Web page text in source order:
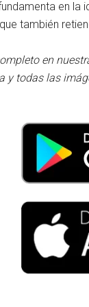
en la
también
en
y todas las